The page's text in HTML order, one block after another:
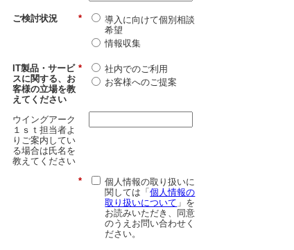
*
ご検討状況
導入に向けて個別相談
希望
情報収集
*
IT製品・サービ
スに関する、お
客様の立場を教
えてください
社内でのご利用
お客様へのご提案
ウイングアーク
１ｓｔ担当者よ
りご案内してい
る場合は氏名を
教えてください
*
個人情報の取り扱いに
関しては「個人情報の
取り扱いについて 」を
お読みいただき、同意
のうえお問い合わせく
ださい。